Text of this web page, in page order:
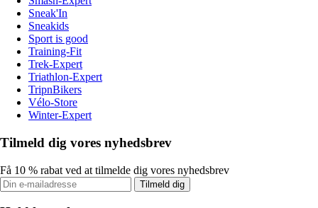
Sneak'In
Sneakids
Sport is good
Training-Fit
Trek-Expert
Triathlon-Expert
TripnBikers
Vélo-Store
Winter-Expert
Tilmeld dig vores nyhedsbrev
Få 10 % rabat ved at tilmelde dig vores nyhedsbrev
Tilmeld dig